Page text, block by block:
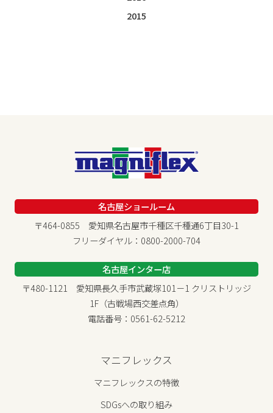
2015
名古屋ショールーム
〒464-0855 愛知県名古屋市千種区千種通6丁目30-1
フリーダイヤル：0800-2000-704
名古屋インター店
〒480-1121 愛知県長久手市武蔵塚101－1 クリストリッジ
1F（古戦場西交差点角）
電話番号：0561-62-5212
マニフレックス
マニフレックスの特徴
SDGsへの取り組み